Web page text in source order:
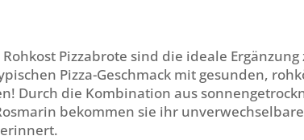
Rohkost Pizzabrote sind die ideale
Pizza-Geschmack mit gesunden,
Durch die Kombination aus
bekommen sie ihr
erinnert.